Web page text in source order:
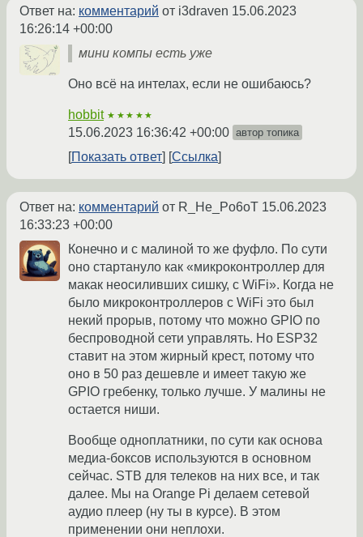
Ответ на: комментарий от i3draven 15.06.2023
16:26:14 +00:00
мини компы есть уже
Оно всё на интелах, если не ошибаюсь?
hobbit ★★★★★
15.06.2023 16:36:42 +00:00 автор топика
Показать ответ Ссылка
Ответ на: комментарий от R_He_Po6oT 15.06.2023
16:33:23 +00:00
Конечно и с малиной то же фуфло. По сути
оно стартануло как «микроконтроллер для
макак неосиливших сишку, с WiFi». Когда не
было микроконтроллеров с WiFi это был
некий прорыв, потому что можно GPIO по
беспроводной сети управлять. Но ESP32
ставит на этом жирный крест, потому что
оно в 50 раз дешевле и имеет такую же
GPIO гребенку, только лучше. У малины не
остается ниши.
Вообще одноплатники, по сути как основа
медиа-боксов используются в основном
сейчас. STB для телеков на них все, и так
далее. Мы на Orange Pi делаем сетевой
аудио плеер (ну ты в курсе). В этом
применении они неплохи.